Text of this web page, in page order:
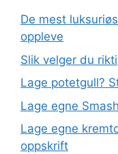
De mest
oppleve
Slik velger du
Lage potetgull?
Lage egne
Lage egne
oppskrift